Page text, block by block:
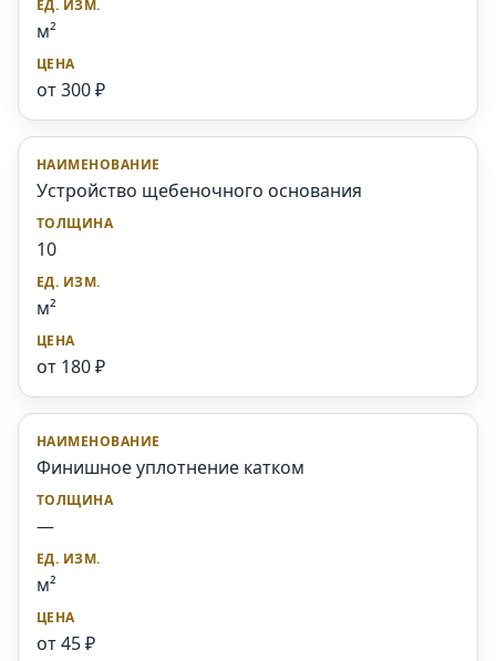
м²
от 300 ₽
Устройство щебеночного основания
10
м²
от 180 ₽
Финишное уплотнение катком
—
м²
от 45 ₽